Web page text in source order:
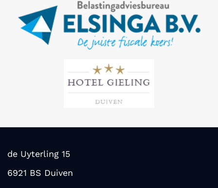
Bezoek site
Bezoek site
de Uyterling 15
6921 BS Duiven